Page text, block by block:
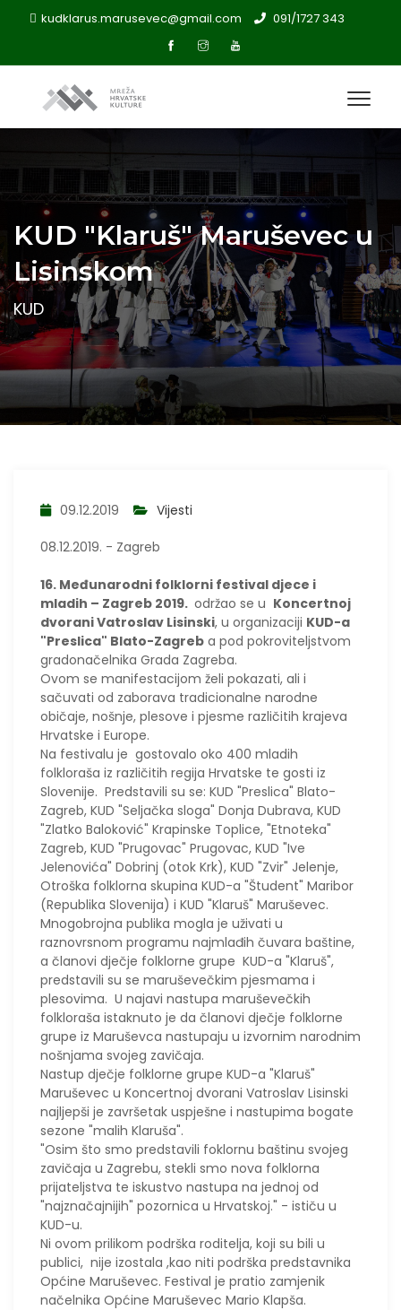
kudklarus.marusevec@gmail.com 091/1727 343
KUD "Klaruš" Maruševec u
Lisinskom
KUD
09.12.2019 Vijesti
08.12.2019. - Zagreb
16. Međunarodni folklorni festival djece i
mladih – Zagreb 2019. održao se u Koncertnoj
dvorani Vatroslav Lisinski, u organizaciji KUD-a
"Preslica" Blato-Zagreb a pod pokroviteljstvom
gradonačelnika Grada Zagreba.
Ovom se manifestacijom želi pokazati, ali i
sačuvati od zaborava tradicionalne narodne
običaje, nošnje, plesove i pjesme različitih krajeva
Hrvatske i Europe.
Na festivalu je gostovalo oko 400 mladih
folkloraša iz različitih regija Hrvatske te gosti iz
Slovenije. Predstavili su se: KUD "Preslica" Blato-
Zagreb, KUD "Seljačka sloga" Donja Dubrava, KUD
"Zlatko Baloković" Krapinske Toplice, "Etnoteka"
Zagreb, KUD "Prugovac" Prugovac, KUD "Ive
Jelenovića" Dobrinj (otok Krk), KUD "Zvir" Jelenje,
Otroška folklorna skupina KUD-a "Študent" Maribor
(Republika Slovenija) i KUD "Klaruš" Maruševec.
Mnogobrojna publika mogla je uživati u
raznovrsnom programu najmlađih čuvara baštine,
a članovi dječje folklorne grupe KUD-a "Klaruš",
predstavili su se maruševečkim pjesmama i
plesovima. U najavi nastupa maruševečkih
folkloraša istaknuto je da članovi dječje folklorne
grupe iz Maruševca nastupaju u izvornim narodnim
nošnjama svojeg zavičaja.
Nastup dječje folklorne grupe KUD-a "Klaruš"
Maruševec u Koncertnoj dvorani Vatroslav Lisinski
najljepši je završetak uspješne i nastupima bogate
sezone "malih Klaruša".
"Osim što smo predstavili foklornu baštinu svojeg
zavičaja u Zagrebu, stekli smo nova folklorna
prijateljstva te iskustvo nastupa na jednoj od
"najznačajnijih" pozornica u Hrvatskoj." - ističu u
KUD-u.
Ni ovom prilikom podrška roditelja, koji su bili u
publici, nije izostala ,kao niti podrška predstavnika
Općine Maruševec. Festival je pratio zamjenik
načelnika Općine Maruševec Mario Klapša.